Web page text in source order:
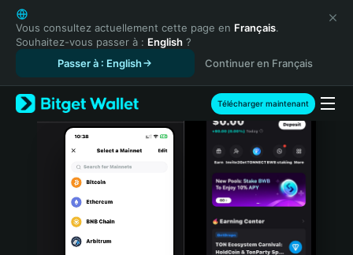
English
日本語
Tiếng Việt
Español (Latinoamérica)
Türkçe
Italiano
Português (Portugal)
Bahasa Indonesia
Vous consultez actuellement cette page en Français.
Souhaitez-vous passer à : English ?
Passer à : English
Continuer en Français
Télécharger maintenant